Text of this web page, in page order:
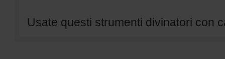
Usate questi strumenti divinatori con